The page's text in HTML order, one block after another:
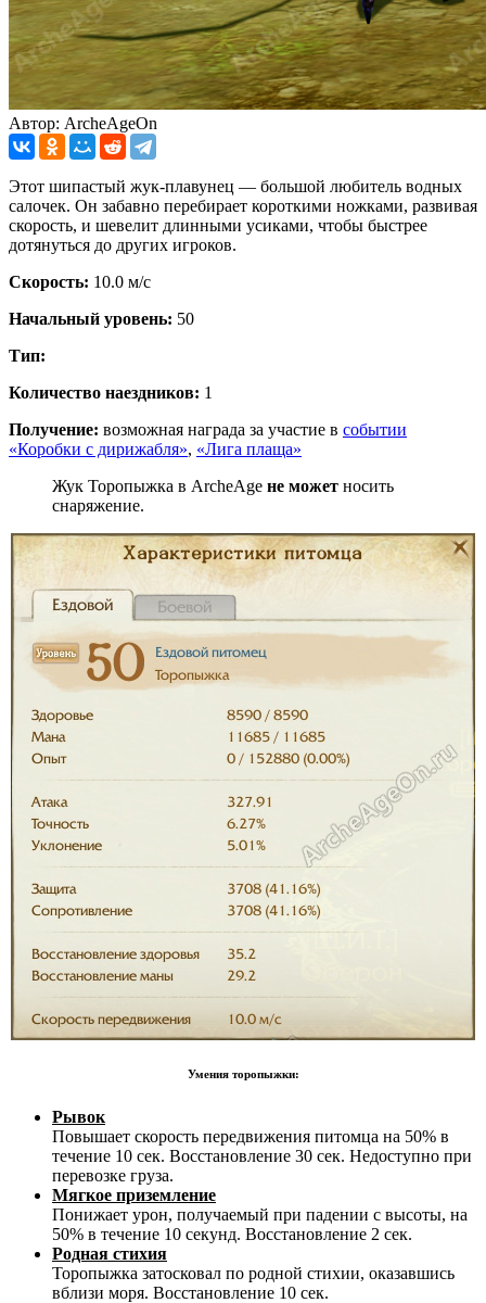
Автор: ArcheAgeOn
Этот шипастый жук-плавунец — большой любитель водных
салочек. Он забавно перебирает короткими ножками, развивая
скорость, и шевелит длинными усиками, чтобы быстрее
дотянуться до других игроков.
Скорость: 10.0 м/с
Начальный уровень: 50
Тип:
Количество наездников: 1
Получение: возможная награда за участие в событии
«Коробки с дирижабля», «Лига плаща»
Жук Торопыжка в ArcheAge не может носить
снаряжение.
Умения торопыжки:
Рывок
Повышает скорость передвижения питомца на 50% в
течение 10 сек. Восстановление 30 сек. Недоступно при
перевозке груза.
Мягкое приземление
Понижает урон, получаемый при падении с высоты, на
50% в течение 10 секунд. Восстановление 2 сек.
Родная стихия
Торопыжка затосковал по родной стихии, оказавшись
вблизи моря. Восстановление 10 сек.